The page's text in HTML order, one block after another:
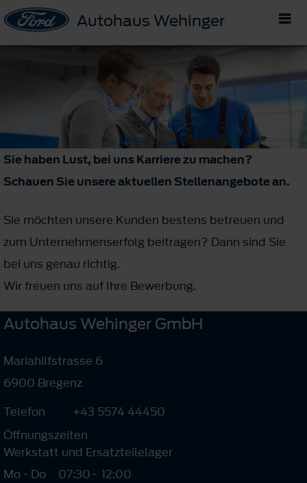
Autohaus Wehinger
Sie haben Lust, bei uns Karriere zu machen?
Schauen Sie unsere aktuellen Stellenangebote an.
Sie möchten unsere Kunden bestens betreuen und
zum Unternehmenserfolg beitragen? Dann sind Sie
bei uns genau richtig.
Wir freuen uns auf Ihre Bewerbung.
Autohaus Wehinger GmbH
Mariahilfstrasse 6
6900 Bregenz
Telefon
+43 5574 44450
Öffnungszeiten
Werkstatt und Ersatzteilelager
Mo - Do
07:30- 12:00